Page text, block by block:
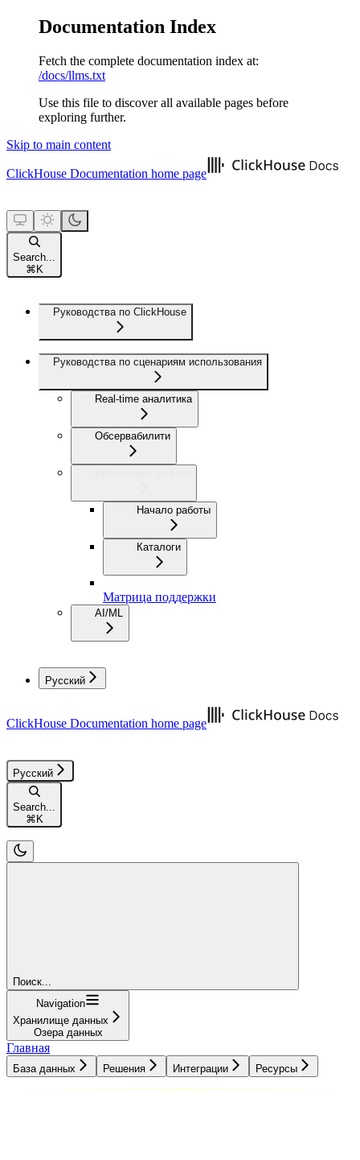
Documentation Index
Fetch the complete documentation index at:
/docs/llms.txt
Use this file to discover all available pages before
exploring further.
Skip to main content
ClickHouse Documentation home page
Search...
⌘ K
Руководства по ClickHouse
Руководства по сценариям использования
Real-time аналитика
Обсервабилити
Начало работы
Каталоги
Матрица поддержки
AI/ML
Русский
ClickHouse Documentation home page
Русский
Search...
⌘ K
Поиск...
Navigation
Хранилище данных
Озера данных
Главная
База данных Решения Интеграции Ресурсы